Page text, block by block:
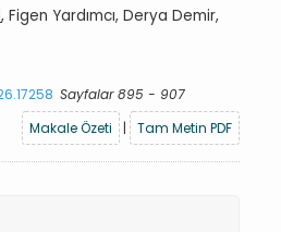
, Figen Yardımcı, Derya Demir,
Sayfalar 895 - 907
Makale Özeti
| Tam Metin PDF